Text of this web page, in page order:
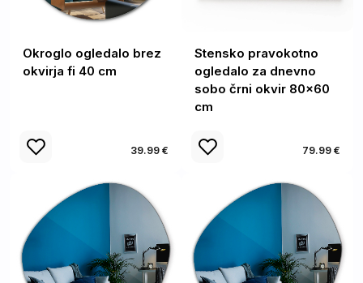
Okroglo ogledalo brez
okvirja fi 40 cm
39.99 €
Stensko pravokotno
ogledalo za dnevno
sobo črni okvir 80x60
cm
79.99 €